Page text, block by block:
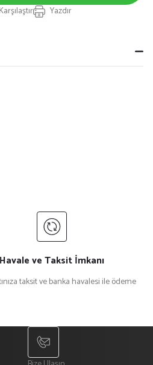
Karşılaştır Yazdır
Havale ve Taksit İmkanı
taksit ve banka havalesi ile ödeme